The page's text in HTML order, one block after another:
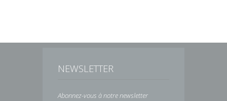
NEWSLETTER
Abonnez-vous à notre newsletter